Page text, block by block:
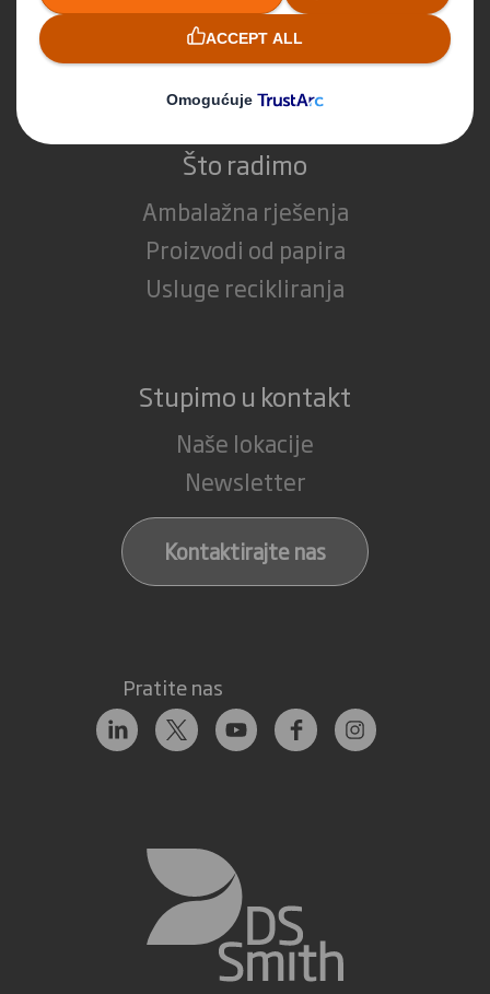
Mediji
Karijera
Što radimo
Ambalažna rješenja
Proizvodi od papira
Usluge recikliranja
Stupimo u kontakt
Naše lokacije
Newsletter
Kontaktirajte nas
Pratite nas